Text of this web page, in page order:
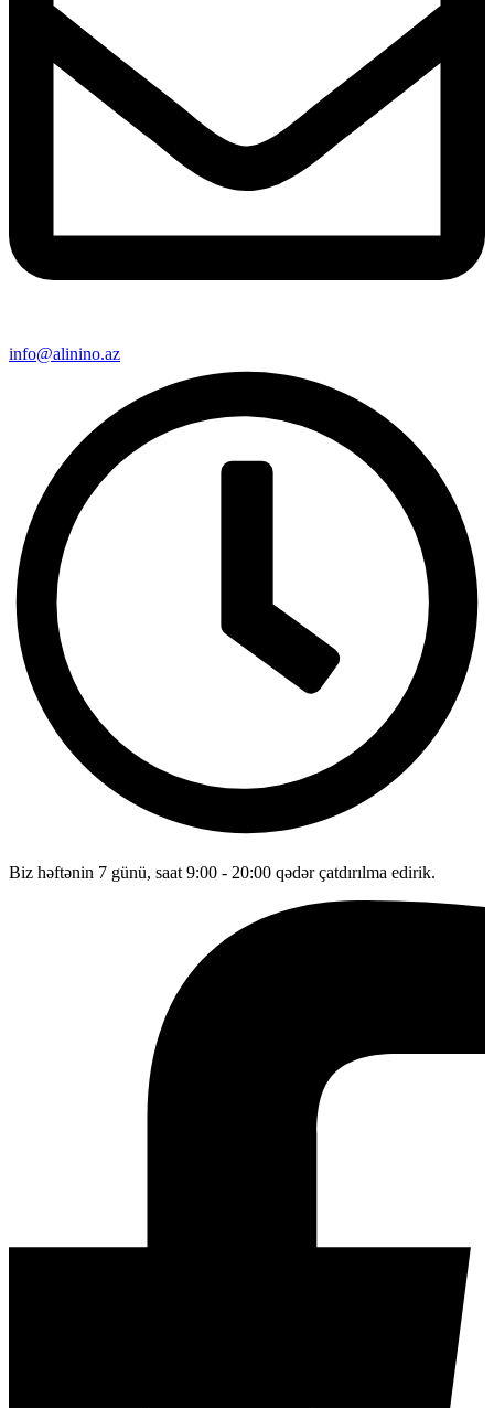
info@alinino.az
Biz həftənin 7 günü, saat 9:00 - 20:00 qədər çatdırılma edirik.